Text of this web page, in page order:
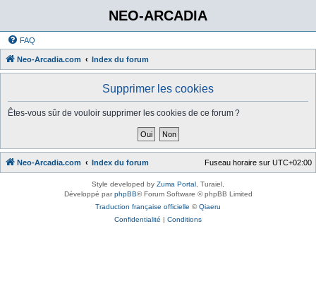
NEO-ARCADIA
FAQ
Neo-Arcadia.com Index du forum
Supprimer les cookies
Êtes-vous sûr de vouloir supprimer les cookies de ce forum ?
Neo-Arcadia.com Index du forum Fuseau horaire sur UTC+02:00
Style developed by Zuma Portal , Turaiel,
Développé parphpBB® Forum Software © phpBB Limited
Traduction française officielle ©Qiaeru
Confidentialité | Conditions